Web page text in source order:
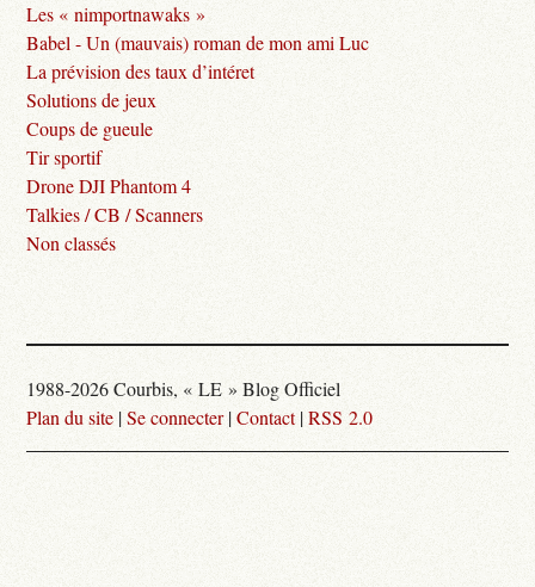
Les « nimportnawaks »
Babel - Un (mauvais) roman de mon ami Luc
La prévision des taux d’intéret
Solutions de jeux
Coups de gueule
Tir sportif
Drone DJI Phantom 4
Talkies / CB / Scanners
Non classés
1988-2026 Courbis, « LE » Blog Officiel
Plan du site |Se connecter|Contact|RSS 2.0